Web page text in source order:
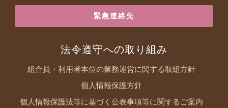
緊急連絡先
法令遵守への取り組み
組合員・利用者本位の業務運営に関する取組方針
個人情報保護方針
個人情報保護法等に基づく公表事項等に関するご案内